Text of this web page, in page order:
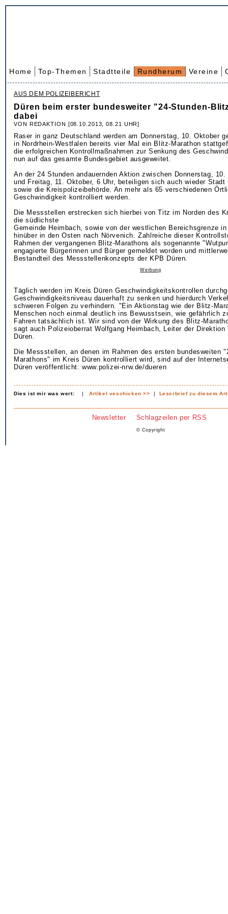
Home Top-Themen Stadtteile Rundherum Vereine
AUS DEM POLIZEIBERICHT
Düren beim erster bundesweiter "24-Stunden-
dabei
VON REDAKTION [08.10.2013, 08.21 UHR]
Raser in ganz Deutschland werden am Donnerstag, 10. Oktober
in Nordrhein-Westfalen bereits vier Mal ein Blitz-Marathon
die erfolgreichen Kontrollmaßnahmen zur Senkung des
nun auf das gesamte Bundesgebiet ausgeweitet.
An der 24 Stunden andauernden Aktion zwischen Donnerstag, 10.
und Freitag, 11. Oktober, 6 Uhr, beteiligen sich auch wieder Stadt
sowie die Kreispolizeibehörde. An mehr als 65 verschiedenen
Geschwindigkeit kontrolliert werden.
Die Messstellen erstrecken sich hierbei von Titz im Norden des
die südlichste
Gemeinde Heimbach, sowie von der westlichen Bereichsgrenze
hinüber in den Osten nach Nörvenich. Zahlreiche dieser
Rahmen der vergangenen Blitz-Marathons als sogenannte
engagierte Bürgerinnen und Bürger gemeldet worden und
Bestandteil des Messstellenkonzepts der KPB Düren.
Werbung
Täglich werden im Kreis Düren Geschwindigkeitskontrollen
Geschwindigkeitsniveau dauerhaft zu senken und hierdurch
schweren Folgen zu verhindern. "Ein Aktionstag wie der Blitz-
Menschen noch einmal deutlich ins Bewusstsein, wie gefährlich
Fahren tatsächlich ist. Wir sind von der Wirkung des Blitz-
sagt auch Polizeioberrat Wolfgang Heimbach, Leiter der Direktion
Düren.
Die Messstellen, an denen im Rahmen des ersten bundesweiten
Marathons" im Kreis Düren kontrolliert wird, sind auf der
Düren veröffentlicht: www.polizei-nrw.de/dueren
Dies ist mir was wert: |Artikel veschicken >> | Leserbrief zu diesem
Newsletter Schlagzeilen per RSS
© Copyright